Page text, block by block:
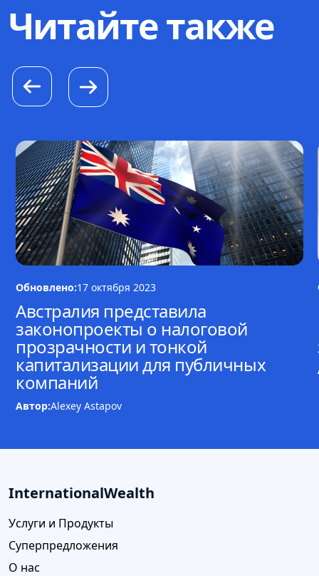
Читайте также
Обновлено:17 октября 2023
Австралия представила
законопроекты о налоговой
прозрачности и тонкой
капитализации для публичных
компаний
Автор:Alexey Astapov
InternationalWealth
Услуги и Продукты
Суперпредложения
О нас